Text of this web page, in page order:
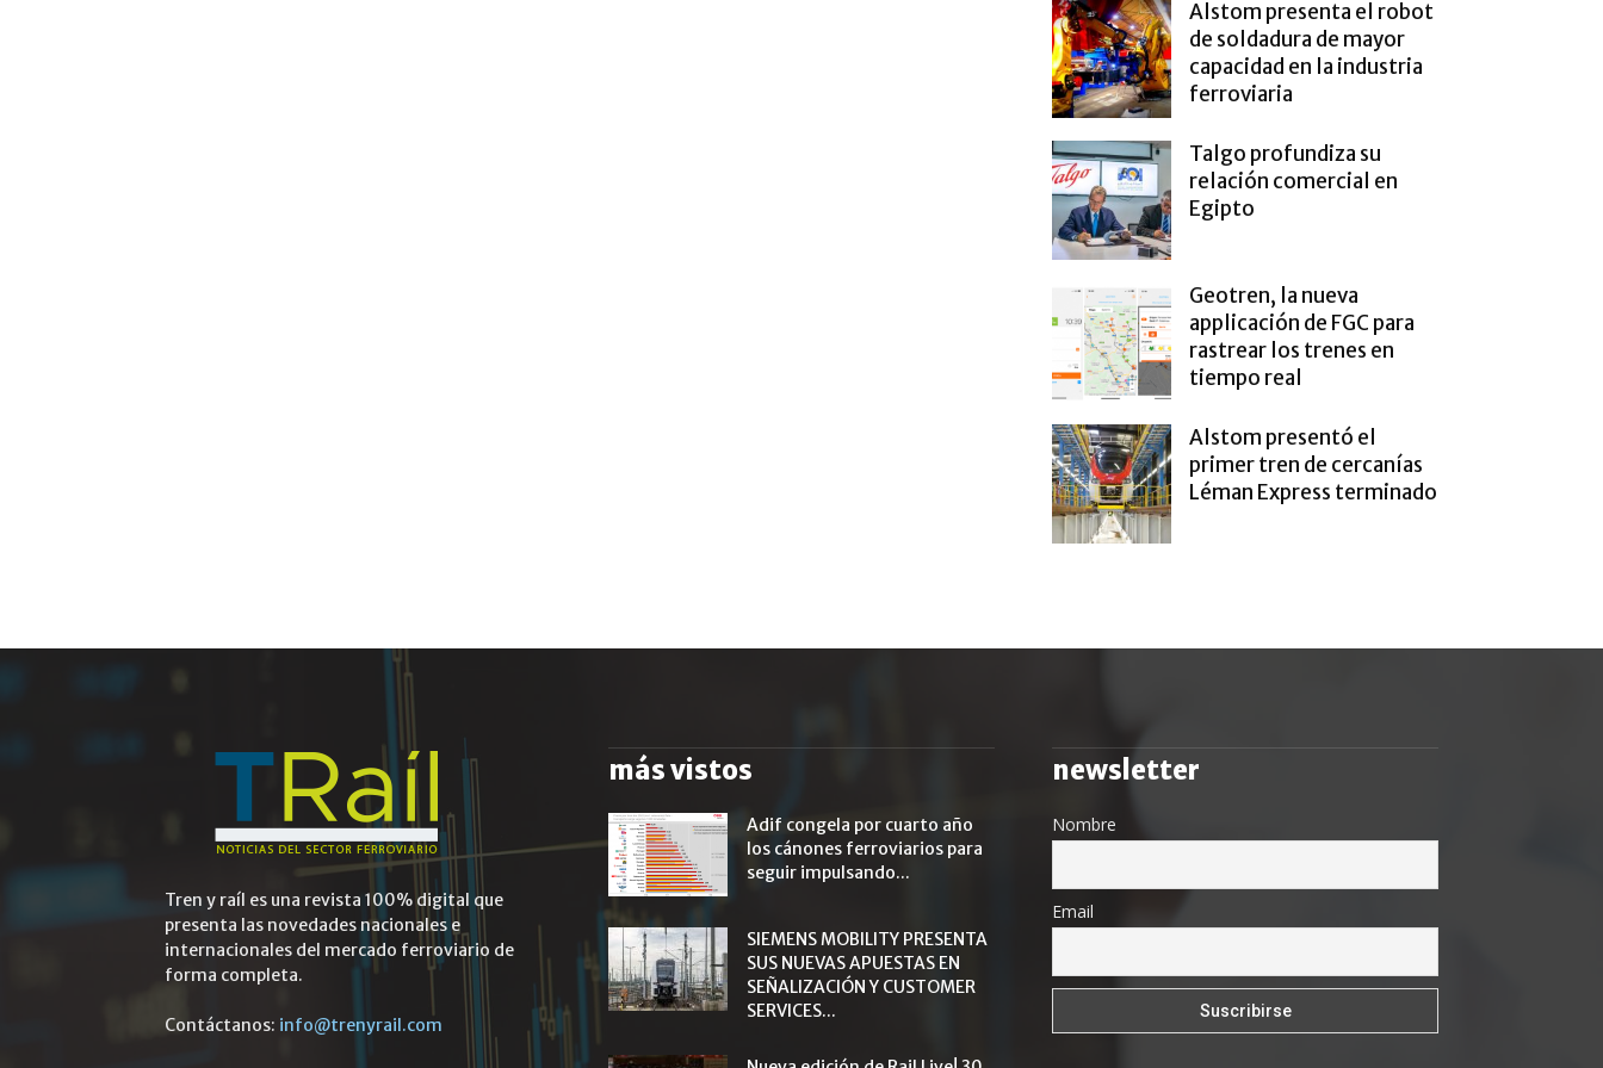
Alstom presenta el robot
de soldadura de mayor
capacidad en la industria
ferroviaria
Talgo profundiza su
relación comercial en
Egipto
Geotren, la nueva
applicación de FGC para
rastrear los trenes en
tiempo real
Alstom presentó el
primer tren de cercanías
Léman Express terminado
Tren y raíl es una revista 100% digital que
presenta las novedades nacionales e
internacionales del mercado ferroviario de
forma completa.
Contáctanos: info@trenyrail.com
más vistos
Adif congela por cuarto año
los cánones ferroviarios para
seguir impulsando...
SIEMENS MOBILITY PRESENTA
SUS NUEVAS APUESTAS EN
SEÑALIZACIÓN Y CUSTOMER
SERVICES...
newsletter
Nombre
Email